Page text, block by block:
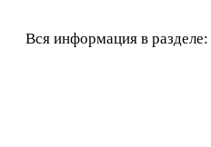
Вся информация в разделе: